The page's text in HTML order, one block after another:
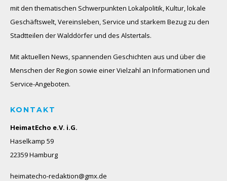
mit den thematischen Schwerpunkten Lokalpolitik, Kultur, lokale
Geschäftswelt, Vereinsleben, Service und starkem Bezug zu den
Stadtteilen der Walddörfer und des Alstertals.
Mit aktuellen News, spannenden Geschichten aus und über die
Menschen der Region sowie einer Vielzahl an Informationen und
Service-Angeboten.
KONTAKT
HeimatEcho e.V. i.G.
Haselkamp 59
22359 Hamburg
heimatecho-redaktion@gmx.de